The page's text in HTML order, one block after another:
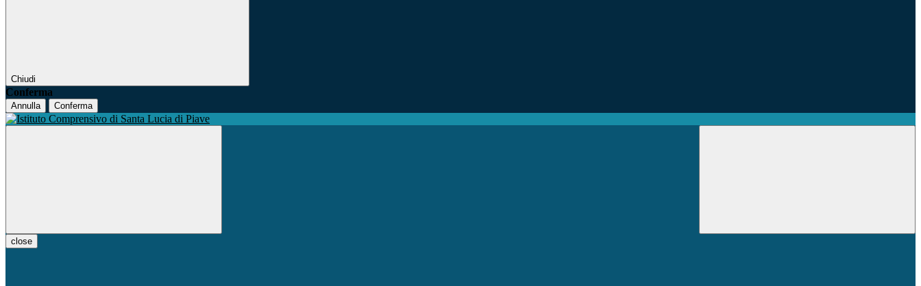
Chiudi
Conferma
Annulla Conferma
close